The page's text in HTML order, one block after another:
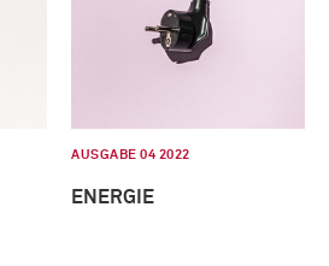
AUSGABE 04 2022
ENERGIE